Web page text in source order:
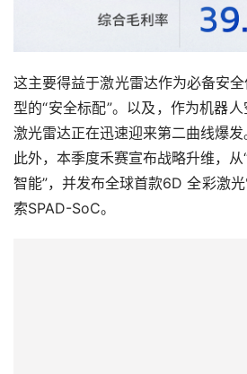
这主要得益于激光雷达作为必备安
型的“安全标配”。以及，作为机器人
激光雷达正在迅速迎来第二曲线爆发
此外，本季度禾赛宣布战略升维，从
智能”，并发布全球首款6D 全彩激
索SPAD-SoC。